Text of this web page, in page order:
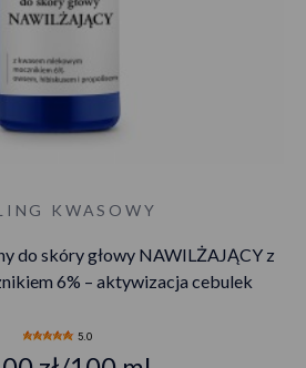
KWASOWY
do skóry głowy NAWILŻAJĄCY z
6% – aktywizacja cebulek
5.0